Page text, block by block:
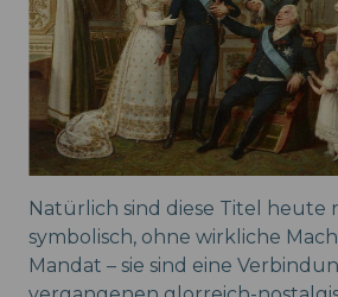
Natürlich sind diese Titel heute
symbolisch, ohne wirkliche
Mandat – sie sind eine